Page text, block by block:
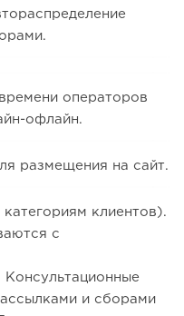
операторов
офлайн.
размещения на сайт.
клиентов).
с
Консультационные
и сборами